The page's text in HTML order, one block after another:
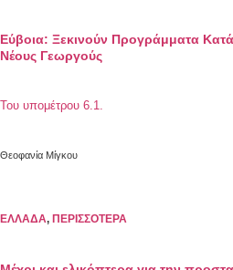
Εύβοια: Ξεκινούν Προγράμματα
Νέους Γεωργούς
Του υπομέτρου 6.1.
Θεοφανία Μίγκου
ΕΛΛΑΔΑ, ΠΕΡΙΣΣΟΤΕΡΑ